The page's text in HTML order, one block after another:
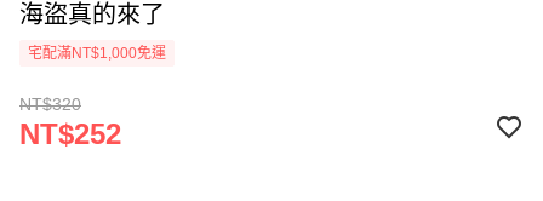
海盜真的來了
宅配滿NT$1,000免運
NT$320
NT$252